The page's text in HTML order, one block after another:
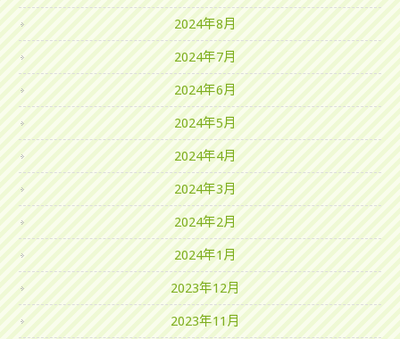
2024年8月
2024年7月
2024年6月
2024年5月
2024年4月
2024年3月
2024年2月
2024年1月
2023年12月
2023年11月